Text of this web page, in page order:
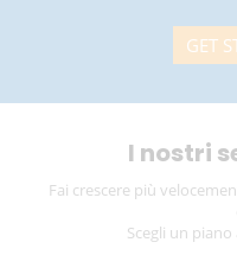
GET
I nostri
Fai crescere più
Scegli un